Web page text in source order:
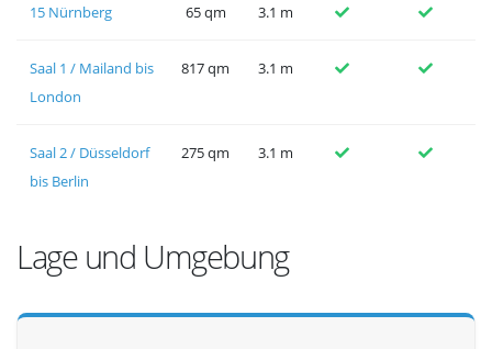
15 Nürnberg 65 qm 3.1 m
Saal 1 / Mailand bis
London
817 qm 3.1 m
Saal 2 / Düsseldorf
bis Berlin
275 qm 3.1 m
Lage und Umgebung